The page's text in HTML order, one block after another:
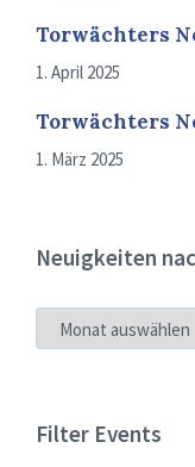
Torwächters
1. April 2025
Torwächters
1. März 2025
Neuigkeiten
NEUIGKEITEN
NACH
Filter Events